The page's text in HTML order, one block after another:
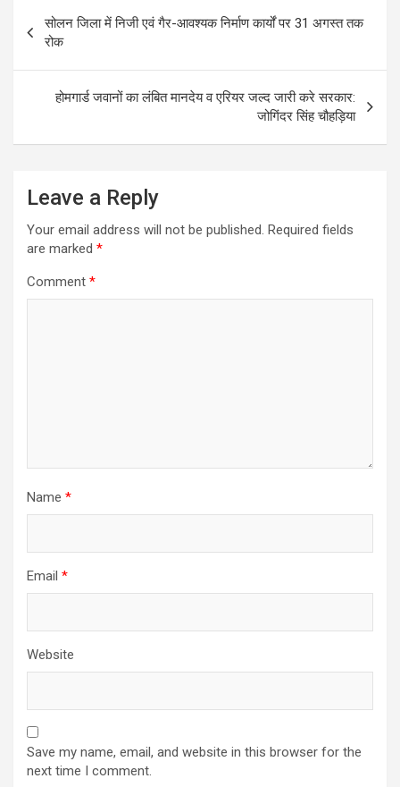
Post
navigation
सोलन जिला में निजी एवं गैर-आवश्यक निर्माण कार्यों पर 31 अगस्त तक
रोक
होमगार्ड जवानों का लंबित मानदेय व एरियर जल्द जारी करे सरकार:
जोगिंदर सिंह चौहड़िया
Leave a Reply
Your email address will not be published. Required fields
are marked *
Comment *
Name *
Email *
Website
Save my name, email, and website in this browser for the
next time I comment.